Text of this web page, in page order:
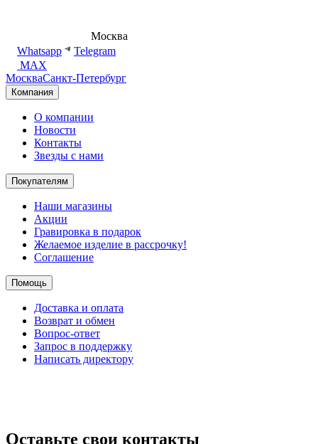
Москва
Whatsapp
Telegram
MAX
МоскваСанкт-Петербург
Компания
О компании
Новости
Контакты
Звезды с нами
Покупателям
Наши магазины
Акции
Гравировка в подарок
Желаемое изделие в рассрочку!
Соглашение
Помощь
Доставка и оплата
Возврат и обмен
Вопрос-ответ
Запрос в поддержку
Написать директору
Оставьте свои контакты